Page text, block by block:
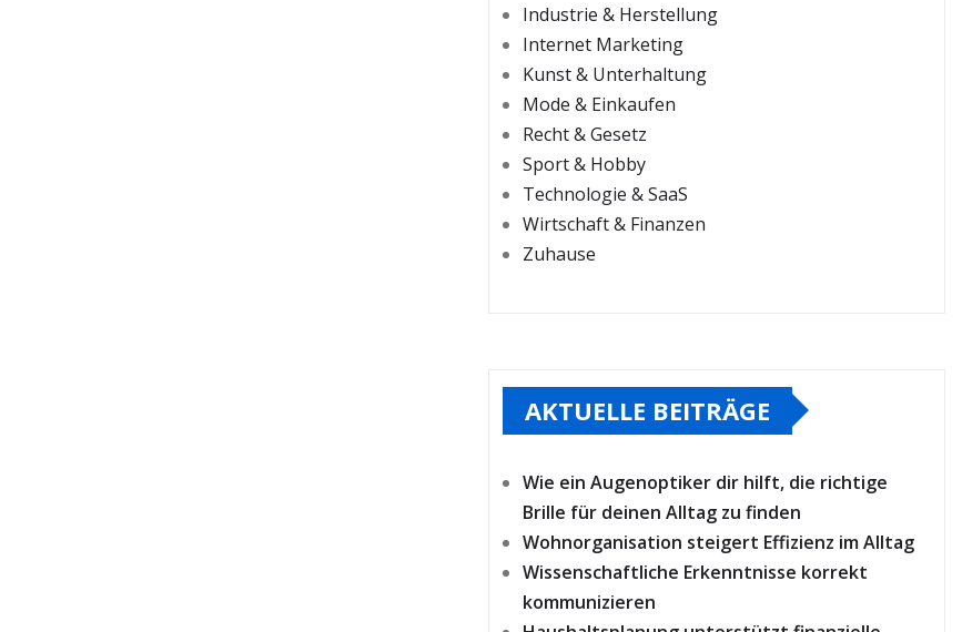
Industrie & Herstellung
Internet Marketing
Kunst & Unterhaltung
Mode & Einkaufen
Recht & Gesetz
Sport & Hobby
Technologie & SaaS
Wirtschaft & Finanzen
Zuhause
AKTUELLE BEITRÄGE
Wie ein Augenoptiker dir hilft, die richtige
Brille für deinen Alltag zu finden
Wohnorganisation steigert Effizienz im Alltag
Wissenschaftliche Erkenntnisse korrekt
kommunizieren